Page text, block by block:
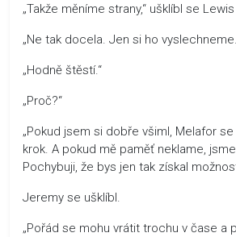
„Takže měníme strany,“ ušklíbl se
„Ne tak docela. Jen si ho
„Hodně štěstí.“
„Proč?“
„Pokud jsem si dobře všiml, Melafor
krok. A pokud mě paměť neklame,
Pochybuji, že bys jen tak získal
Jeremy se ušklíbl.
„Pořád se mohu vrátit trochu v čase a